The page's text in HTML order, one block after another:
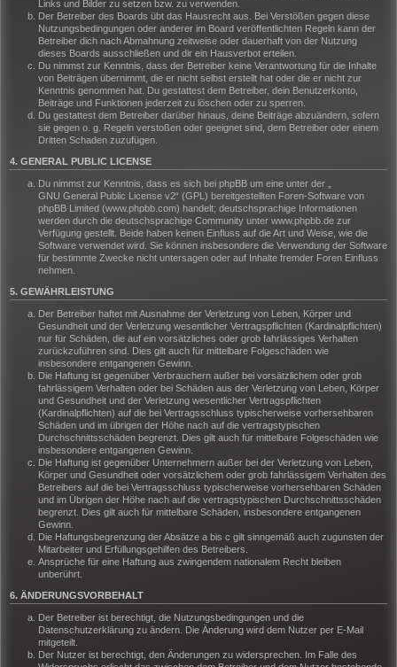
Links und Bilder zu setzen bzw. zu verwenden.
Der Betreiber des Boards übt das Hausrecht aus. Bei Verstößen gegen diese
Nutzungsbedingungen oder anderer im Board veröffentlichten Regeln kann der
Betreiber dich nach Abmahnung zeitweise oder dauerhaft von der Nutzung
dieses Boards ausschließen und dir ein Hausverbot erteilen.
Du nimmst zur Kenntnis, dass der Betreiber keine Verantwortung für die Inhalte
von Beiträgen übernimmt, die er nicht selbst erstellt hat oder die er nicht zur
Kenntnis genommen hat. Du gestattest dem Betreiber, dein Benutzerkonto,
Beiträge und Funktionen jederzeit zu löschen oder zu sperren.
Du gestattest dem Betreiber darüber hinaus, deine Beiträge abzuändern, sofern
sie gegen o. g. Regeln verstoßen oder geeignet sind, dem Betreiber oder einem
Dritten Schaden zuzufügen.
4. GENERAL PUBLIC LICENSE
Du nimmst zur Kenntnis, dass es sich bei phpBB um eine unter der „
GNU General Public License v2“ (GPL) bereitgestellten Foren-Software von
phpBB Limited (www.phpbb.com) handelt; deutschsprachige Informationen
werden durch die deutschsprachige Community unter www.phpbb.de zur
Verfügung gestellt. Beide haben keinen Einfluss auf die Art und Weise, wie die
Software verwendet wird. Sie können insbesondere die Verwendung der Software
für bestimmte Zwecke nicht untersagen oder auf Inhalte fremder Foren Einfluss
nehmen.
5. GEWÄHRLEISTUNG
Der Betreiber haftet mit Ausnahme der Verletzung von Leben, Körper und
Gesundheit und der Verletzung wesentlicher Vertragspflichten (Kardinalpflichten)
nur für Schäden, die auf ein vorsätzliches oder grob fahrlässiges Verhalten
zurückzuführen sind. Dies gilt auch für mittelbare Folgeschäden wie
insbesondere entgangenen Gewinn.
Die Haftung ist gegenüber Verbrauchern außer bei vorsätzlichem oder grob
fahrlässigem Verhalten oder bei Schäden aus der Verletzung von Leben, Körper
und Gesundheit und der Verletzung wesentlicher Vertragspflichten
(Kardinalpflichten) auf die bei Vertragsschluss typischerweise vorhersehbaren
Schäden und im übrigen der Höhe nach auf die vertragstypischen
Durchschnittsschäden begrenzt. Dies gilt auch für mittelbare Folgeschäden wie
insbesondere entgangenen Gewinn.
Die Haftung ist gegenüber Unternehmern außer bei der Verletzung von Leben,
Körper und Gesundheit oder vorsätzlichem oder grob fahrlässigem Verhalten des
Betreibers auf die bei Vertragsschluss typischerweise vorhersehbaren Schäden
und im Übrigen der Höhe nach auf die vertragstypischen Durchschnittsschäden
begrenzt. Dies gilt auch für mittelbare Schäden, insbesondere entgangenen
Gewinn.
Die Haftungsbegrenzung der Absätze a bis c gilt sinngemäß auch zugunsten der
Mitarbeiter und Erfüllungsgehilfen des Betreibers.
Ansprüche für eine Haftung aus zwingendem nationalem Recht bleiben
unberührt.
6. ÄNDERUNGSVORBEHALT
Der Betreiber ist berechtigt, die Nutzungsbedingungen und die
Datenschutzerklärung zu ändern. Die Änderung wird dem Nutzer per E-Mail
mitgeteilt.
Der Nutzer ist berechtigt, den Änderungen zu widersprechen. Im Falle des